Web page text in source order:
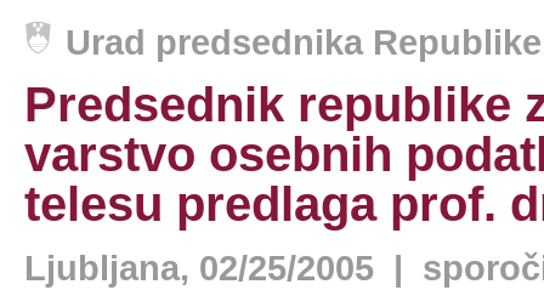
Urad predsednika
Predsednik republike
varstvo osebnih
telesu predlaga prof.
Ljubljana, 02/25/2005 |